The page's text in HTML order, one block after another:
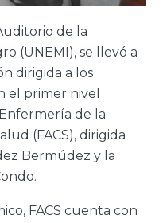
de la
(UNEMI), se llevó a
dirigida a los
el primer nivel
de la
(FACS), dirigida
Bermúdez y la
FACS cuenta con